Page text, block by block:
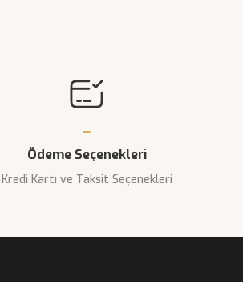
Ödeme Seçenekleri
Kredi Kartı ve Taksit Seçenekleri